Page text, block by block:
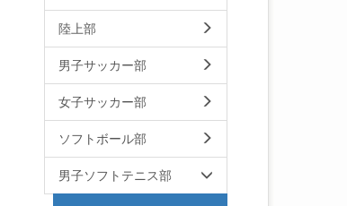
陸上部
男子サッカー部
女子サッカー部
ソフトボール部
男子ソフトテニス部